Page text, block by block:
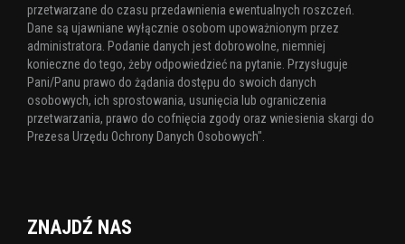
przetwarzane do czasu przedawnienia ewentualnych roszczeń.
Dane są ujawniane wyłącznie osobom upoważnionym przez
administratora. Podanie danych jest dobrowolne, niemniej
konieczne do tego, żeby odpowiedzieć na pytanie. Przysługuje
Pani/Panu prawo do żądania dostępu do swoich danych
osobowych, ich sprostowania, usunięcia lub ograniczenia
przetwarzania, prawo do cofnięcia zgody oraz wniesienia skargi do
Prezesa Urzędu Ochrony Danych Osobowych".
ZNAJDŹ NAS